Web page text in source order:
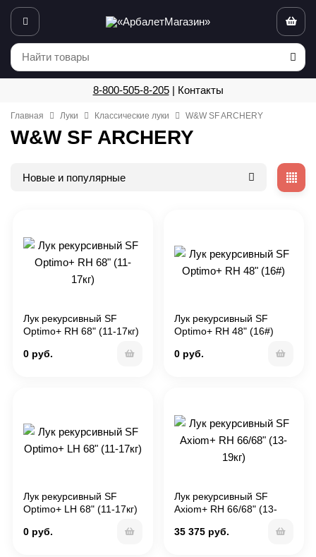
8-800-505-8-205| Контакты
Главная Луки Классические луки W&W SF ARCHERY
W&W SF ARCHERY
Новые и популярные
Лук рекурсивный SF
Optimo+ RH 68" (11-17кг)
0 руб.
Лук рекурсивный SF
Optimo+ RH 48" (16#)
0 руб.
Лук рекурсивный SF
Optimo+ LH 68" (11-17кг)
0 руб.
Лук рекурсивный SF
Axiom+ RH 66/68" (13-
35 375 руб.